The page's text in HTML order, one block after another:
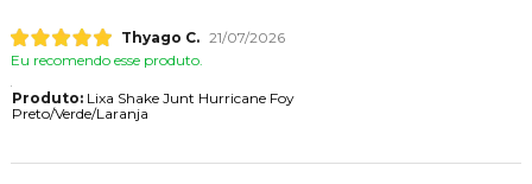
Thyago C. 21/07/2026
Eu recomendo esse produto.
Produto:Lixa Shake Junt Hurricane Foy
Preto/Verde/Laranja